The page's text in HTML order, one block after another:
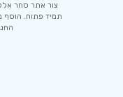
תמיד פתוח. הוסף